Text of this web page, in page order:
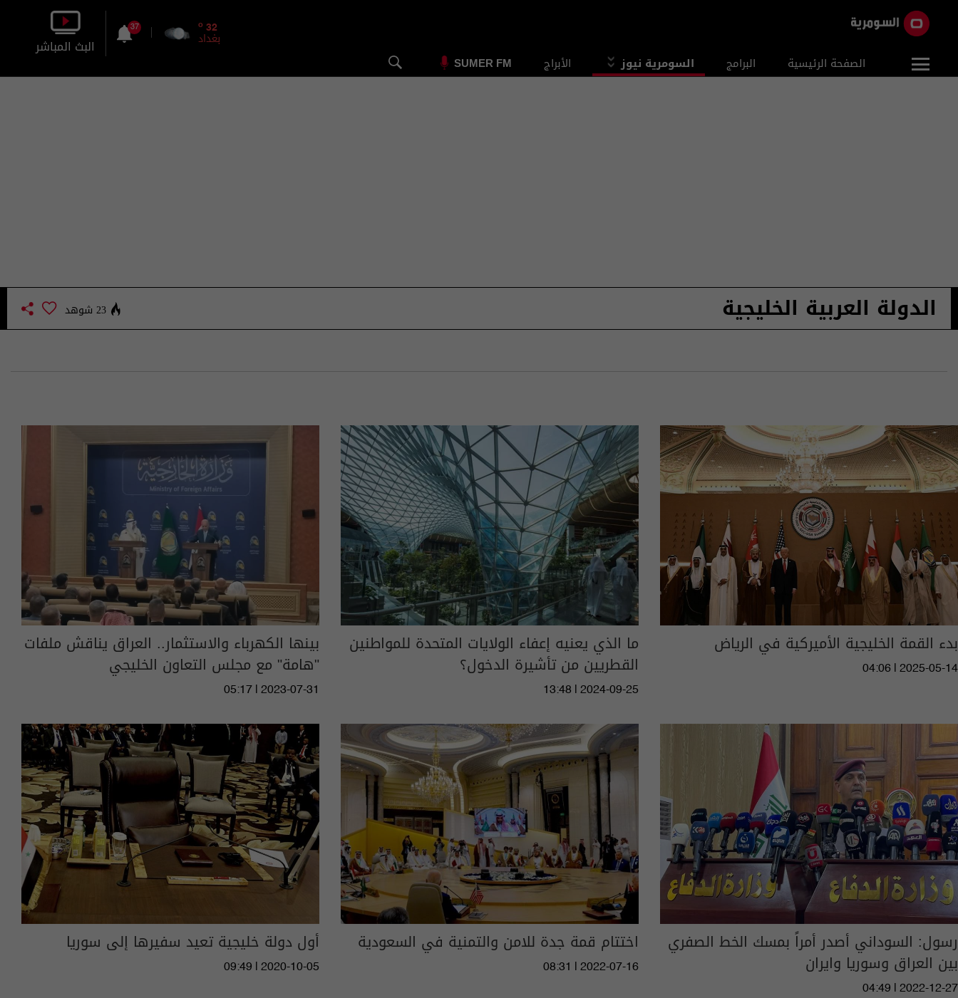
الصفحة الرئيسية البرامج السومرية نيوز الأبراج SUMER FM
32
o
بغداد
37
البث المباشر
الدولة العربية الخليجية 23 شوهد
بدء القمة الخليجية الأميركية في الرياض
04:06 | 2025-05-14
ما الذي يعنيه إعفاء الولايات المتحدة للمواطنين
القطريين من تأشيرة الدخول؟
13:48 | 2024-09-25
بينها الكهرباء والاستثمار.. العراق يناقش ملفات
"هامة" مع مجلس التعاون الخليجي
05:17 | 2023-07-31
رسول: السوداني أصدر أمراً بمسك الخط الصفري
بين العراق وسوريا وايران
04:49 | 2022-12-27
اختتام قمة جدة للامن والتمنية في السعودية
08:31 | 2022-07-16
أول دولة خليجية تعيد سفيرها إلى سوريا
09:49 | 2020-10-05